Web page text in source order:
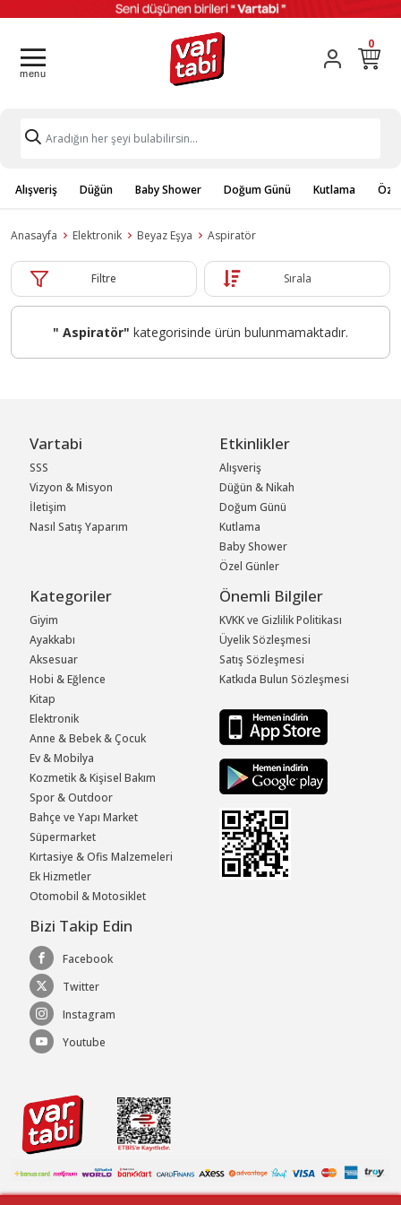
0
Alışveriş Düğün Baby Shower Doğum Günü Kutlama
Anasayfa Elektronik Beyaz Eşya Aspiratör
Filtre Sırala
" Aspiratör" kategorisinde ürün bulunmamaktadır.
Vartabi
SSS
Vizyon & Misyon
İletişim
Nasıl Satış Yaparım
Etkinlikler
Alışveriş
Düğün & Nikah
Doğum Günü
Kutlama
Baby Shower
Özel Günler
Kategoriler
Giyim
Ayakkabı
Aksesuar
Hobi & Eğlence
Kitap
Elektronik
Anne & Bebek & Çocuk
Ev & Mobilya
Kozmetik & Kişisel Bakım
Spor & Outdoor
Bahçe ve Yapı Market
Süpermarket
Kırtasiye & Ofis Malzemeleri
Ek Hizmetler
Otomobil & Motosiklet
Önemli Bilgiler
KVKK ve Gizlilik Politikası
Üyelik Sözleşmesi
Satış Sözleşmesi
Katkıda Bulun Sözleşmesi
Bizi Takip Edin
Facebook
Twitter
Instagram
Youtube